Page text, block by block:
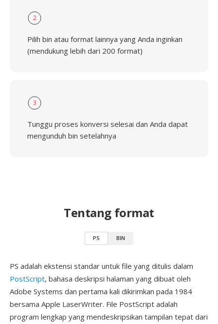
2
Pilih bin atau format lainnya yang Anda inginkan
(mendukung lebih dari 200 format)
3
Tunggu proses konversi selesai dan Anda dapat
mengunduh bin setelahnya
Tentang format
PS BIN
PS adalah ekstensi standar untuk file yang ditulis dalam
PostScript, bahasa deskripsi halaman yang dibuat oleh
Adobe Systems dan pertama kali dikirimkan pada 1984
bersama Apple LaserWriter. File PostScript adalah
program lengkap yang mendeskripsikan tampilan tepat dari